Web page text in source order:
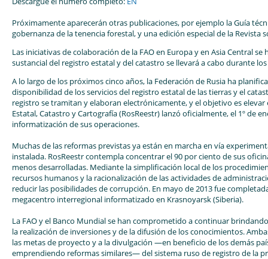
Próximamente aparecerán otras publicaciones, por ejemplo la Guía
gobernanza de la tenencia forestal, y una edición especial de la
Las iniciativas de colaboración de la FAO en Europa y en Asia Central
sustancial del registro estatal y del catastro se llevará a cabo durante
A lo largo de los próximos cinco años, la Federación de Rusia ha
disponibilidad de los servicios del registro estatal de las tierras y el
registro se tramitan y elaboran electrónicamente, y el objetivo es elevar
Estatal, Catastro y Cartografía (RosReestr) lanzó oficialmente, el 1º de
informatización de sus operaciones.
Muchas de las reformas previstas ya están en marcha en vía
instalada. RosReestr contempla concentrar el 90 por ciento de sus
menos desarrolladas. Mediante la simplificación local de los
recursos humanos y la racionalización de las actividades de
reducir las posibilidades de corrupción. En mayo de 2013 fue
megacentro interregional informatizado en Krasnoyarsk (Siberia).
La FAO y el Banco Mundial se han comprometido a continuar
la realización de inversiones y de la difusión de los conocimientos.
las metas de proyecto y a la divulgación —en beneficio de los demás
emprendiendo reformas similares— del sistema ruso de registro de la